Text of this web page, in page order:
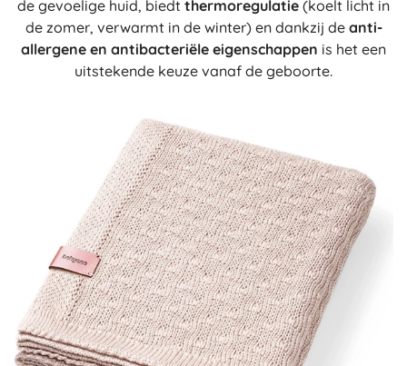
de gevoelige huid, biedt thermoregulatie (koelt licht in
de zomer, verwarmt in de winter) en dankzij de anti-
allergene en antibacteriële eigenschappen is het een
uitstekende keuze vanaf de geboorte.